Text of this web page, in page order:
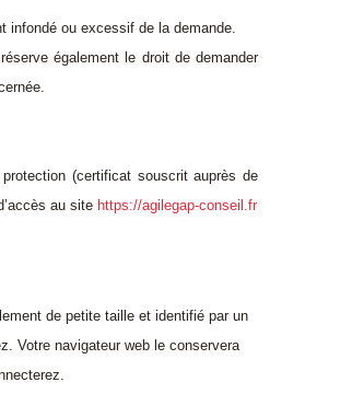
infondé ou excessif de la demande.
également le droit de demander
(certificat souscrit auprès de
au site https://agilegap-conseil.fr
de petite taille et identifié par un
Votre navigateur web le conservera